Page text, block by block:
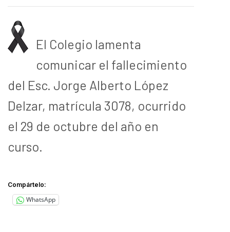
El Colegio lamenta
comunicar el fallecimiento
del Esc. Jorge Alberto López
Delzar, matrícula 3078, ocurrido
el 29 de octubre del año en
curso.
Compártelo:
WhatsApp